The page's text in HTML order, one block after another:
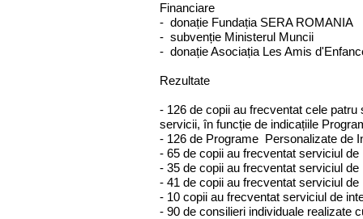
Financiare
- donație Fundația SERA ROMANIA
- subvenție Ministerul Muncii
- donație Asociația Les Amis
Rezultate
- 126 de copii au frecventat cele
servicii, în funcție de indicațiile
- 126 de Programe Personalizate de
- 65 de copii au frecventat serviciul
- 35 de copii au frecventat serviciul
- 41 de copii au frecventat serviciul
- 10 copii au frecventat serviciul de
- 90 de consilieri individuale realizate